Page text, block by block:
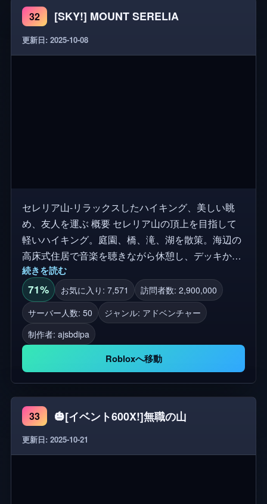
32 [SKY!] MOUNT SERELIA
更新日: 2025-10-08
セレリア山-リラックスしたハイキング、美しい眺
め、友人を運ぶ 概要 セレリア山の頂上を目指して
軽いハイキング。庭園、橋、滝、湖を散策。海辺の
高床式住居で音楽を聴きながら休憩し、デッキから
イルカを眺める。山の田んぼを通り抜け、写真を撮
る。ワニは湖畔のマスコット。写真を撮ったり、ぶ
らぶらするのに最適。 目的地 頂上に到着。夕日を
楽しむ。瞬間をとらえる。 特徴 一緒に乗るために
友人を運ぶ。 Shift + Cでフリーカム。 庭の小道、木
の橋、滝、湖。 ビーチフロントの高床式住居とアン
ビエント・ミュージック。 ビーチデッキから見える
イルカのスポット。 山の棚田。 噴水広場、ピナク
ル像、フォトスポット。 軽いインタラクションのた
めのワニのマスコット。 モバイル最適化。ポテトケ
ータイ用に軽量化。 コントロール Roblox標準：タ
続きを読む
71% お気に入り: 7,571
訪問者数: 2,900,000
サーバー人数: 50
ジャンル: アドベンチャー
制作者: ajsbdipa
Robloxへ移動
33 🎃[イベント600X!]無職の山
更新日: 2025-10-21